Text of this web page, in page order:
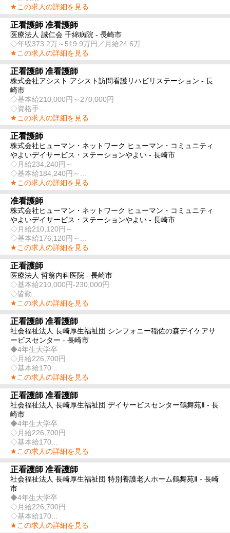
★この求人の詳細を見る
正看護師 准看護師
医療法人 誠仁会 千綿病院 - 長崎市
◇年収373.2万～519.9万円／月給24.6万...
★この求人の詳細を見る
正看護師 准看護師
株式会社アシスト アシスト訪問看護リハビリステーション - 長
崎市
◇基本給210,000円～270,000円
◇資格手...
★この求人の詳細を見る
正看護師
株式会社ヒューマン・ネットワーク ヒューマン・コミュニティ
やよいデイサービス・ステーションやよい - 長崎市
◇月給234,240円～
◇基本給184,240円～...
★この求人の詳細を見る
准看護師
株式会社ヒューマン・ネットワーク ヒューマン・コミュニティ
やよいデイサービス・ステーションやよい - 長崎市
◇月給210,120円～
◇基本給176,120円～...
★この求人の詳細を見る
正看護師
医療法人 哲翁内科医院 - 長崎市
◇基本給210,000円-230,000円
◇皆勤...
★この求人の詳細を見る
正看護師 准看護師
社会福祉法人 長崎厚生福祉団 シンフォニー稲佐の森デイケアサ
ービスセンター - 長崎市
◆4年生大学卒
◇月給226,700円
◇基本給170...
★この求人の詳細を見る
正看護師 准看護師
社会福祉法人 長崎厚生福祉団 デイサービスセンター鶴舞苑Ⅱ - 長
崎市
◆4年生大学卒
◇月給226,700円
◇基本給170...
★この求人の詳細を見る
正看護師 准看護師
社会福祉法人 長崎厚生福祉団 特別養護老人ホーム鶴舞苑Ⅱ - 長崎
市
◆4年生大学卒
◇月給226,700円
◇基本給170...
★この求人の詳細を見る